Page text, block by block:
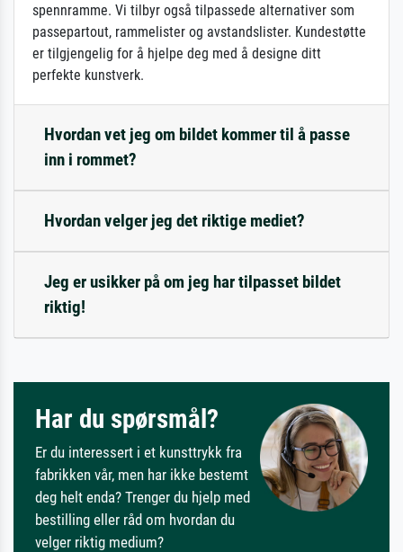
spennramme. Vi tilbyr også tilpassede alternativer som
passepartout, rammelister og avstandslister. Kundestøtte
er tilgjengelig for å hjelpe deg med å designe ditt
perfekte kunstverk.
Hvordan vet jeg om bildet kommer til å passe
inn i rommet?
Hvordan velger jeg det riktige mediet?
Jeg er usikker på om jeg har tilpasset bildet
riktig!
Har du spørsmål?
Er du interessert i et kunsttrykk fra
fabrikken vår, men har ikke bestemt
deg helt enda? Trenger du hjelp med
bestilling eller råd om hvordan du
velger riktig medium?